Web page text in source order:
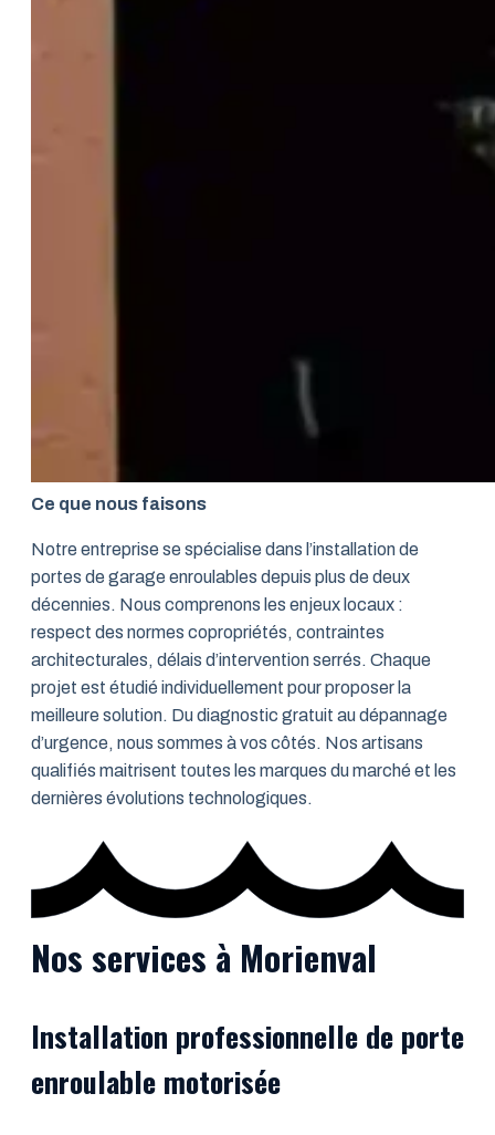
Ce que nous faisons
Notre entreprise se spécialise dans l’installation de
portes de garage enroulables depuis plus de deux
décennies. Nous comprenons les enjeux locaux :
respect des normes copropriétés, contraintes
architecturales, délais d’intervention serrés. Chaque
projet est étudié individuellement pour proposer la
meilleure solution. Du diagnostic gratuit au dépannage
d’urgence, nous sommes à vos côtés. Nos artisans
qualifiés maitrisent toutes les marques du marché et les
dernières évolutions technologiques.
Nos services à Morienval
Installation professionnelle de porte
enroulable motorisée